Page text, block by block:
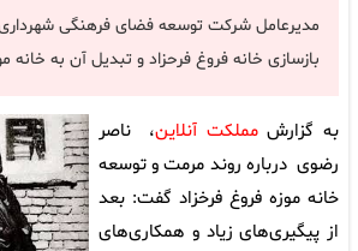
مدیرعامل شرکت توسعه فضای فرهنگی شهرداری
بازسازی خانه فروغ فرحزاد و تبدیل آن به خانه
به گزارشمملکت آنلاین، ناصر
رضوی درباره روند مرمت و توسعه
خانه موزه فروغ فرخزاد گفت: بعد
از پیگیری‌های زیاد و همکاری‌های